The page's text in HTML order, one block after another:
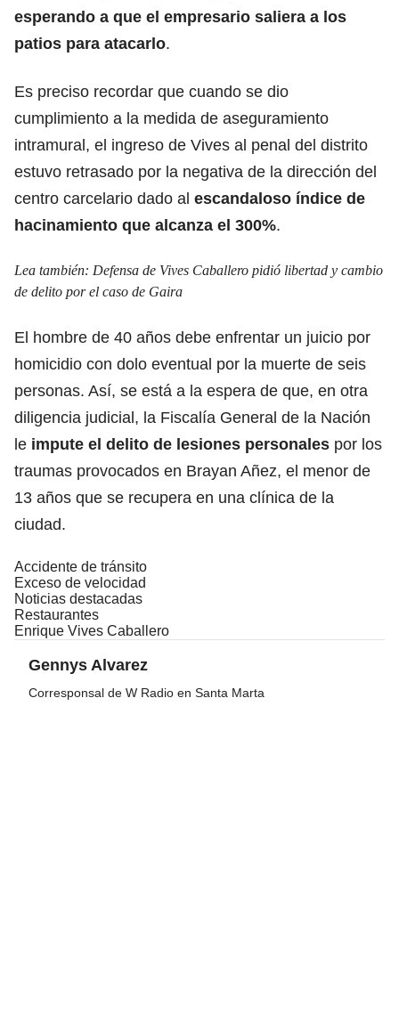
esperando a que el empresario saliera a los
patios para atacarlo.
Es preciso recordar que cuando se dio
cumplimiento a la medida de aseguramiento
intramural, el ingreso de Vives al penal del distrito
estuvo retrasado por la negativa de la dirección del
centro carcelario dado al escandaloso índice de
hacinamiento que alcanza el 300%.
Lea también: Defensa de Vives Caballero pidió libertad y cambio
de delito por el caso de Gaira
El hombre de 40 años debe enfrentar un juicio por
homicidio con dolo eventual por la muerte de seis
personas. Así, se está a la espera de que, en otra
diligencia judicial, la Fiscalía General de la Nación
le impute el delito de lesiones personales por los
traumas provocados en Brayan Añez, el menor de
13 años que se recupera en una clínica de la
ciudad.
Accidente de tránsito
Exceso de velocidad
Noticias destacadas
Restaurantes
Enrique Vives Caballero
Gennys Alvarez
Corresponsal de W Radio en Santa Marta